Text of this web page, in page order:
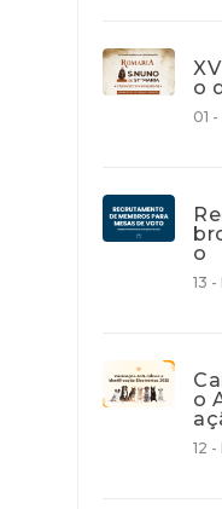
o
01
o
13
o
12